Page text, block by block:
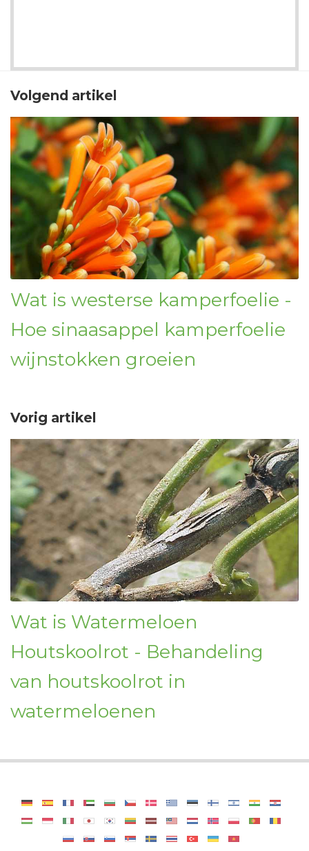
Volgend artikel
Wat is westerse kamperfoelie -
Hoe sinaasappel kamperfoelie
wijnstokken groeien
Vorig artikel
Wat is Watermeloen
Houtskoolrot - Behandeling
van houtskoolrot in
watermeloenen